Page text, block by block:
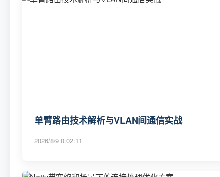
单臂路由技术解析与VLAN间通信实战
2026/8/9 0:02:11